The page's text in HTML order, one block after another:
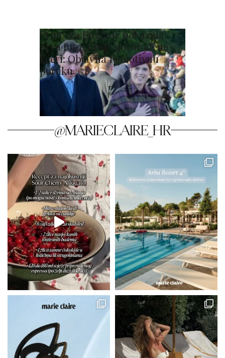
Princeza Eugenie pokazala
prvu fotografiju novorođene
kćeri: Objavila i emotivnu
poruku
@MARIECLAIRE_HR